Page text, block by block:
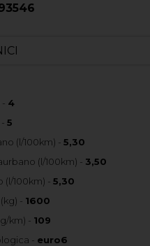
4
-5
(l/100km) -5,30
(l/100km) - 3,50
(l/100km) -5,30
- 1600
km) - 109
- euro6